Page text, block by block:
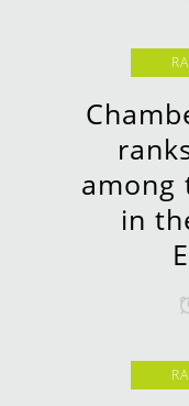
among
in